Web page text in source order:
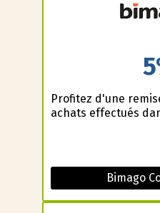
Profitez d'une
achats effectués
Bimago